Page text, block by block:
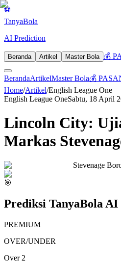
⚽
TanyaBola
AI Prediction
Beranda Artikel Master Bola 💰
BerandaArtikelMaster Bola💰
Home/Artikel/English League One
English League OneSabtu, 18 April
Lincoln City:
Markas
Stevenage
🎯
Prediksi TanyaBola AI
PREMIUM
OVER/UNDER
Over 2